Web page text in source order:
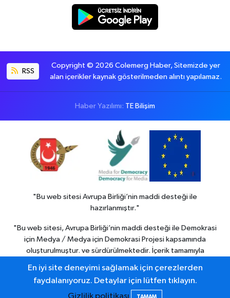
RSS
Copyright © 2026 Colemerg Haber, Sitemizde yer
alan içerikler kaynak gösterilmeden alıntı yapılamaz.
Haber Yazılımı: TE Bilişim
"Bu web sitesi Avrupa Birliği’nin maddi desteği ile
hazırlanmıştır."
"Bu web sitesi, Avrupa Birliği’nin maddi desteği ile Demokrasi
için Medya / Medya için Demokrasi Projesi kapsamında
oluşturulmuştur. ve sürdürülmektedir. İçerik tamamıyla
görüşlerini yansıtmak zorunda değildir."
En iyi site deneyimi sağlamak için çerezlerden
faydalanıyoruz. Detaylar için lütfen tıklayın.
Gizlilik politikası
TAMAM